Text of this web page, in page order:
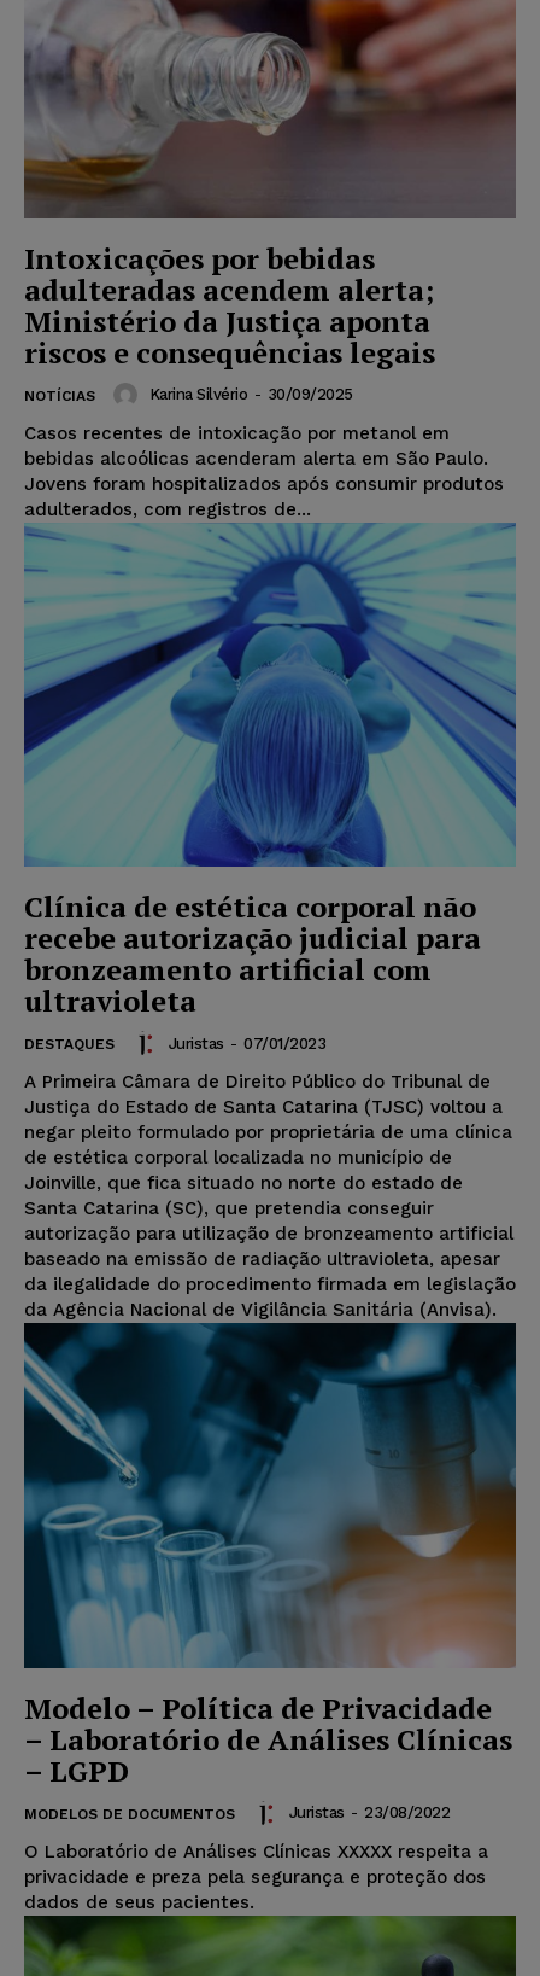
Intoxicações por bebidas
adulteradas acendem alerta;
Ministério da Justiça aponta
riscos e consequências legais
NOTÍCIAS Karina Silvério - 30/09/2025
Casos recentes de intoxicação por metanol em
bebidas alcoólicas acenderam alerta em São Paulo.
Jovens foram hospitalizados após consumir produtos
adulterados, com registros de...
Clínica de estética corporal não
recebe autorização judicial para
bronzeamento artificial com
ultravioleta
DESTAQUES Juristas - 07/01/2023
A Primeira Câmara de Direito Público do Tribunal de
Justiça do Estado de Santa Catarina (TJSC) voltou a
negar pleito formulado por proprietária de uma clínica
de estética corporal localizada no município de
Joinville, que fica situado no norte do estado de
Santa Catarina (SC), que pretendia conseguir
autorização para utilização de bronzeamento artificial
baseado na emissão de radiação ultravioleta, apesar
da ilegalidade do procedimento firmada em legislação
da Agência Nacional de Vigilância Sanitária (Anvisa).
Modelo – Política de Privacidade
– Laboratório de Análises Clínicas
– LGPD
MODELOS DE DOCUMENTOS Juristas - 23/08/2022
O Laboratório de Análises Clínicas XXXXX respeita a
privacidade e preza pela segurança e proteção dos
dados de seus pacientes.